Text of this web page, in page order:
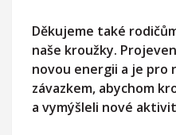
Děkujeme také
naše kroužky.
novou energii a je pro
závazkem, abychom
a vymýšleli nové